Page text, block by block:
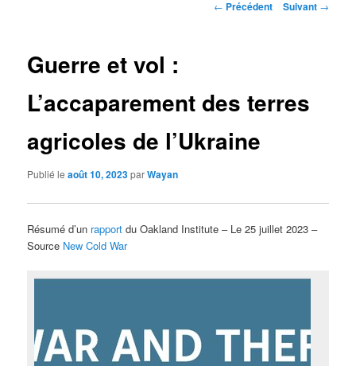
Navigation
← Précédent Suivant →
Guerre et vol :
L’accaparement des terres
agricoles de l’Ukraine
Publié leaoût 10, 2023parWayan
Résumé d’un rapport du Oakland Institute – Le 25 juillet 2023 –
Source New Cold War